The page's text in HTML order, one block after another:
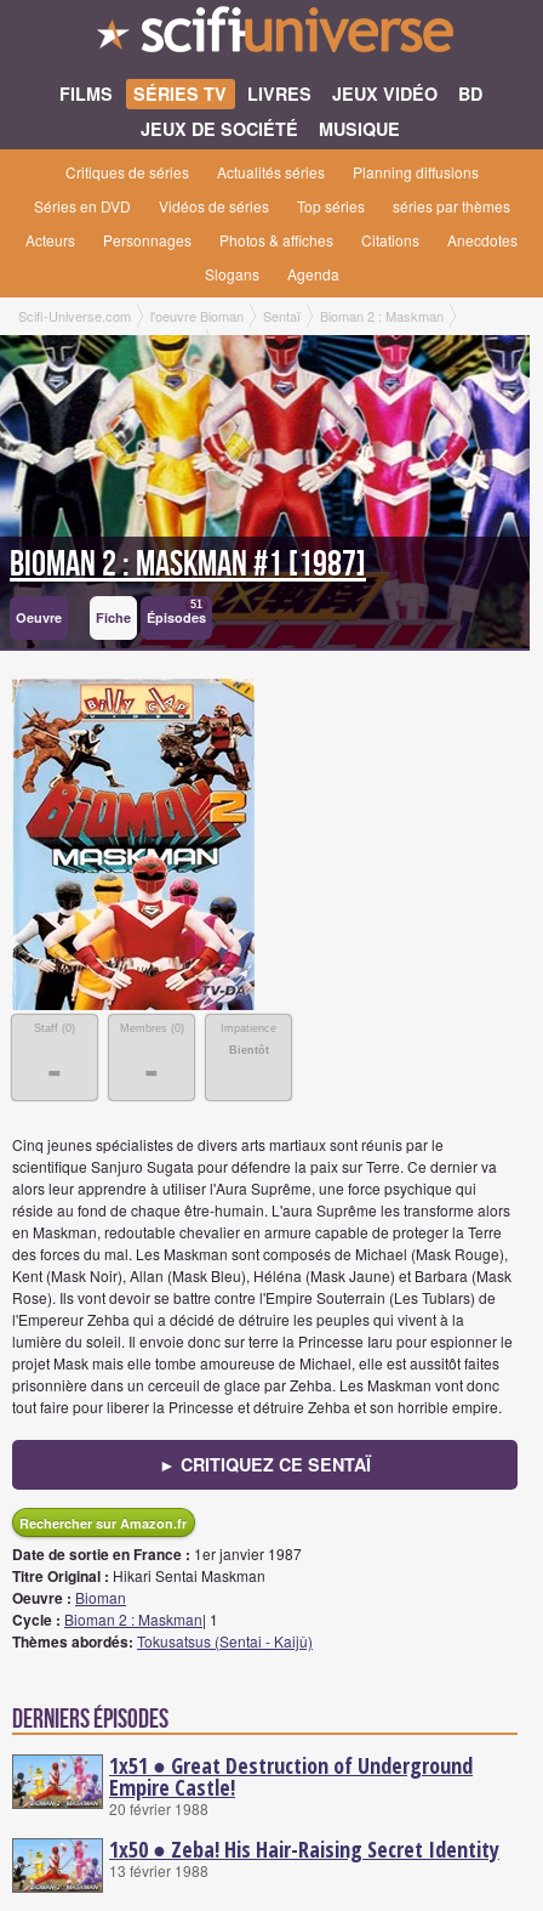
FILMS SÉRIES TV LIVRES JEUX VIDÉO
BD
JEUX DE SOCIÉTÉ
MUSIQUE
Critiques de séries Actualités séries
Planning diffusions
Séries en DVD
Vidéos de séries Top séries
séries par thèmes
Acteurs
Personnages Photos & affiches Citations
Anecdotes
Slogans
Agenda
Scifi-Universe.com l'oeuvre Bioman Sentaï
Bioman 2 : Maskman
Bioman 2 : Maskman #1 [1987]
Bioman 2 : Maskman #1 [1987]
Oeuvre Fiche Épisodes
51
Staff (0)
-
Membres (0)
-
Impatience
Bientôt
Cinq jeunes spécialistes de divers arts martiaux sont réunis par le
scientifique Sanjuro Sugata pour défendre la paix sur Terre. Ce dernier va
alors leur apprendre à utiliser l'Aura Suprême, une force psychique qui
réside au fond de chaque être-humain. L'aura Suprême les transforme alors
en Maskman, redoutable chevalier en armure capable de proteger la Terre
des forces du mal. Les Maskman sont composés de Michael (Mask Rouge),
Kent (Mask Noir), Allan (Mask Bleu), Héléna (Mask Jaune) et Barbara (Mask
Rose). Ils vont devoir se battre contre l'Empire Souterrain (Les Tublars) de
l'Empereur Zehba qui a décidé de détruire les peuples qui vivent à la
lumière du soleil. Il envoie donc sur terre la Princesse Iaru pour espionner le
projet Mask mais elle tombe amoureuse de Michael, elle est aussitôt faites
prisonnière dans un cerceuil de glace par Zehba. Les Maskman vont donc
tout faire pour liberer la Princesse et détruire Zehba et son horrible empire.
► CRITIQUEZ CE SENTAÏ
Rechercher sur Amazon.fr
Date de sortie en France : 1er janvier 1987
Titre Original : Hikari Sentai Maskman
Oeuvre : Bioman
Cycle : Bioman 2 : Maskman| 1
Thèmes abordés: Tokusatsus (Sentai - Kaijû)
Derniers épisodes
1x51 ● Great Destruction of Underground
Empire Castle!
20 février 1988
1x50 ● Zeba! His Hair-Raising Secret Identity
13 février 1988